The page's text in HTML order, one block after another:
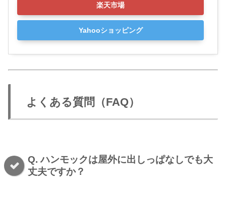
楽天市場
Yahooショッピング
よくある質問（FAQ）
Q. ハンモックは屋外に出しっぱなしでも大
丈夫ですか？